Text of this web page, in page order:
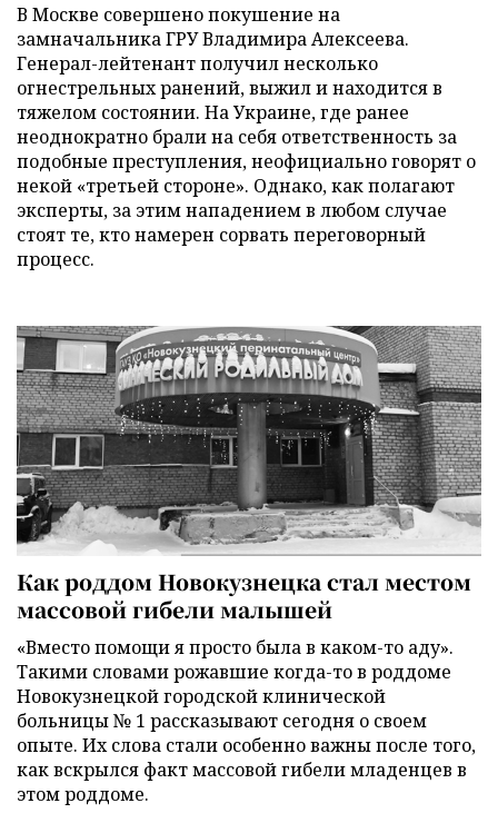
В Москве совершено покушение на
замначальника ГРУ Владимира Алексеева.
Генерал-лейтенант получил несколько
огнестрельных ранений, выжил и находится в
тяжелом состоянии. На Украине, где ранее
неоднократно брали на себя ответственность за
подобные преступления, неофициально говорят о
некой «третьей стороне». Однако, как полагают
эксперты, за этим нападением в любом случае
стоят те, кто намерен сорвать переговорный
процесс.
Как роддом Новокузнецка стал местом
массовой гибели малышей
«Вместо помощи я просто была в каком-то аду».
Такими словами рожавшие когда-то в роддоме
Новокузнецкой городской клинической
больницы № 1 рассказывают сегодня о своем
опыте. Их слова стали особенно важны после того,
как вскрылся факт массовой гибели младенцев в
этом роддоме.